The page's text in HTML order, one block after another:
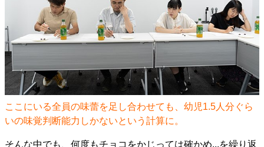
ここにいる全員の味蕾を足し合わせても、幼児1.5人分ぐら
いの味覚判断能力しかないという計算に。
そんな中でも、何度もチョコをかじっては確かめ...を繰り返